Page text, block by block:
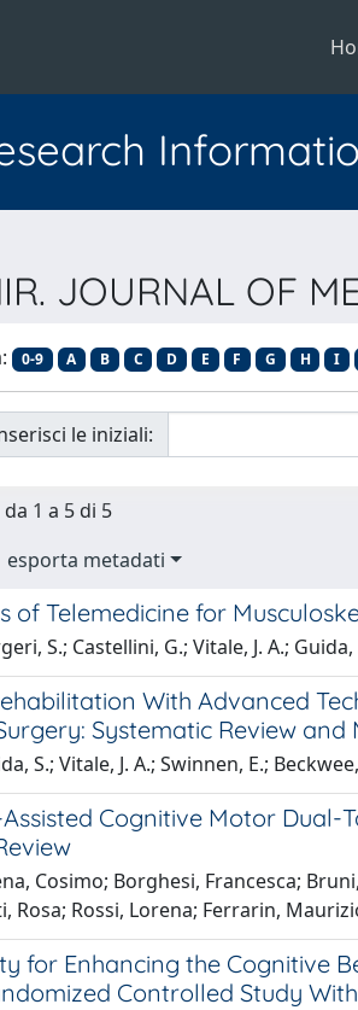
JOURNAL OF
0-9 A B C D E F G H I
le iniziali:
1 a 5 di 5
esporta metadati
of Telemedicine for
S.; Castellini, G.; Vitale, J. A.;
With Advanced
Systematic Review and
S.; Vitale, J. A.; Swinnen, E.;
Cognitive Motor Dual-
Cosimo; Borghesi, Francesca;
Rosa; Rossi, Lorena; Ferrarin,
for Enhancing the Cognitive
Controlled Study